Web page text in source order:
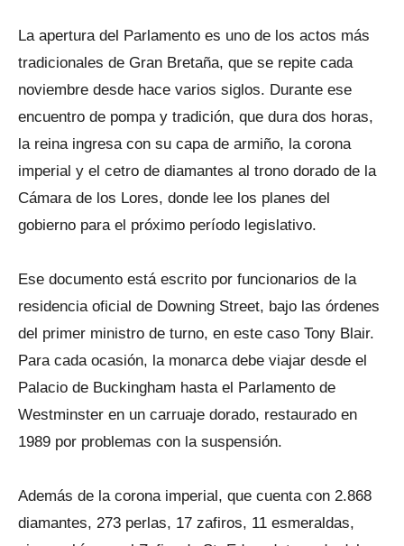
La apertura del Parlamento es uno de los actos más
tradicionales de Gran Bretaña, que se repite cada
noviembre desde hace varios siglos. Durante ese
encuentro de pompa y tradición, que dura dos horas,
la reina ingresa con su capa de armiño, la corona
imperial y el cetro de diamantes al trono dorado de la
Cámara de los Lores, donde lee los planes del
gobierno para el próximo período legislativo.
Ese documento está escrito por funcionarios de la
residencia oficial de Downing Street, bajo las órdenes
del primer ministro de turno, en este caso Tony Blair.
Para cada ocasión, la monarca debe viajar desde el
Palacio de Buckingham hasta el Parlamento de
Westminster en un carruaje dorado, restaurado en
1989 por problemas con la suspensión.
Además de la corona imperial, que cuenta con 2.868
diamantes, 273 perlas, 17 zafiros, 11 esmeraldas,